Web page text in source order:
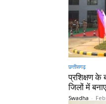
छत्तीसगढ़
प्रशिक्षण के
जिलों में
Swadha -